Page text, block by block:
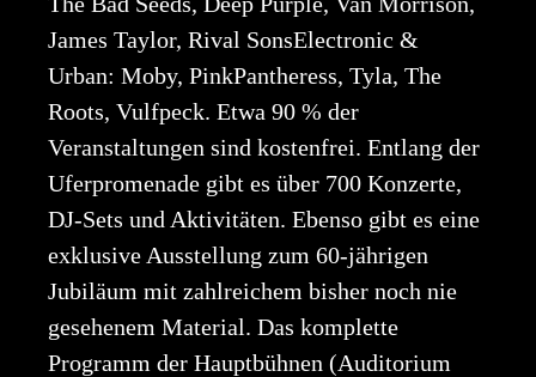
James Taylor, Rival SonsElectronic &
Urban: Moby, PinkPantheress, Tyla, The
Roots, Vulfpeck. Etwa 90 % der
Veranstaltungen sind kostenfrei. Entlang der
Uferpromenade gibt es über 700 Konzerte,
DJ-Sets und Aktivitäten. Ebenso gibt es eine
exklusive Ausstellung zum 60-jährigen
Jubiläum mit zahlreichem bisher noch nie
gesehenem Material. Das komplette
Programm der Hauptbühnen (Auditorium